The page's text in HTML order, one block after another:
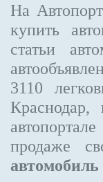
На
купить
статьи
3110
Краснодар,
продаже
автомобиль